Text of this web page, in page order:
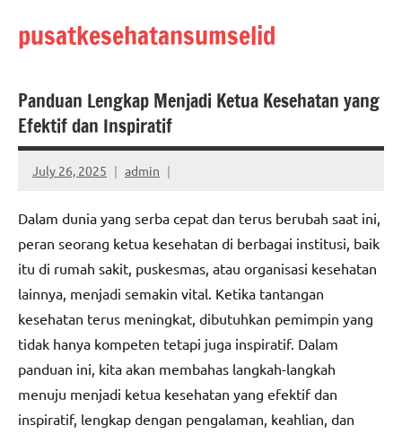
pusatkesehatansumselid
Panduan Lengkap Menjadi Ketua Kesehatan yang
Efektif dan Inspiratif
July 26, 2025 admin
Dalam dunia yang serba cepat dan terus berubah saat ini,
peran seorang ketua kesehatan di berbagai institusi, baik
itu di rumah sakit, puskesmas, atau organisasi kesehatan
lainnya, menjadi semakin vital. Ketika tantangan
kesehatan terus meningkat, dibutuhkan pemimpin yang
tidak hanya kompeten tetapi juga inspiratif. Dalam
panduan ini, kita akan membahas langkah-langkah
menuju menjadi ketua kesehatan yang efektif dan
inspiratif, lengkap dengan pengalaman, keahlian, dan